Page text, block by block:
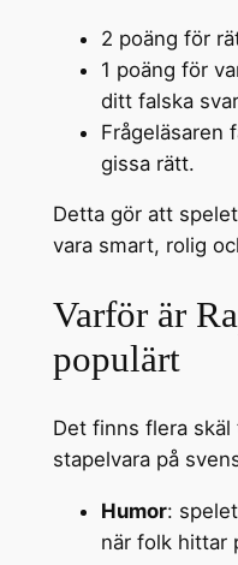
2 poäng för
1 poäng för
ditt falska
Frågeläsaren
gissa rätt.
Detta gör att
vara smart, rolig
Varför är
populärt
Det finns flera skäl
stapelvara på
Humor:
när folk hittar